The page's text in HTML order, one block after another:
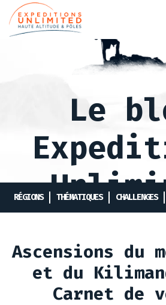
Aller
au
contenu
Le
RÉGIONS THÉMATIQUES CHALLENGES
Ascensions du
et du
Carnet de